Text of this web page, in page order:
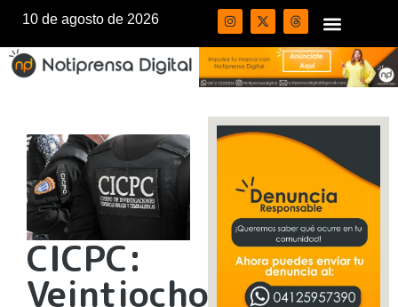
10 de agosto de 2026
CICPC:
Veintiocho